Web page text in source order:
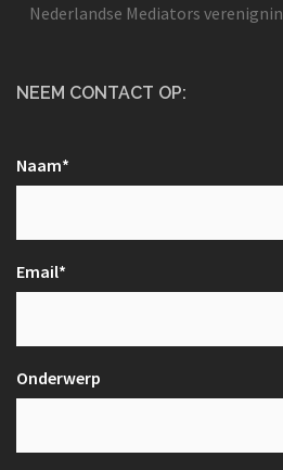
Nederlandse Mediators
NEEM CONTACT OP:
Naam*
Email*
Onderwerp